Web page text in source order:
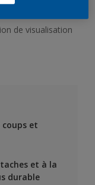
de visualisation
et
et à la
durable